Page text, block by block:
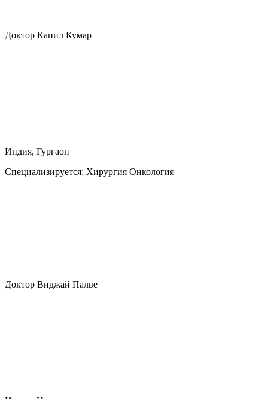
Доктор Капил Кумар
Индия, Гургаон
Специализируется: Хирургия Онкология
Доктор Виджай Палве